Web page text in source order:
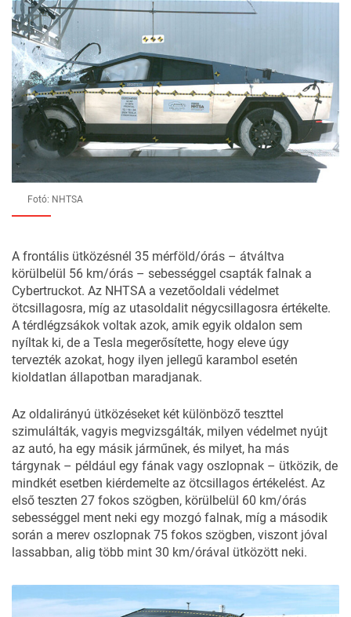
Fotó: NHTSA
A frontális ütközésnél 35 mérföld/órás – átváltva
körülbelül 56 km/órás – sebességgel csapták falnak a
Cybertruckot. Az NHTSA a vezetőoldali védelmet
ötcsillagosra, míg az utasoldalit négycsillagosra értékelte.
A térdlégzsákok voltak azok, amik egyik oldalon sem
nyíltak ki, de a Tesla megerősítette, hogy eleve úgy
tervezték azokat, hogy ilyen jellegű karambol esetén
kioldatlan állapotban maradjanak.
Az oldalirányú ütközéseket két különböző teszttel
szimulálták, vagyis megvizsgálták, milyen védelmet nyújt
az autó, ha egy másik járműnek, és milyet, ha más
tárgynak – például egy fának vagy oszlopnak – ütközik, de
mindkét esetben kiérdemelte az ötcsillagos értékelést. Az
első teszten 27 fokos szögben, körülbelül 60 km/órás
sebességgel ment neki egy mozgó falnak, míg a második
során a merev oszlopnak 75 fokos szögben, viszont jóval
lassabban, alig több mint 30 km/órával ütközött neki.